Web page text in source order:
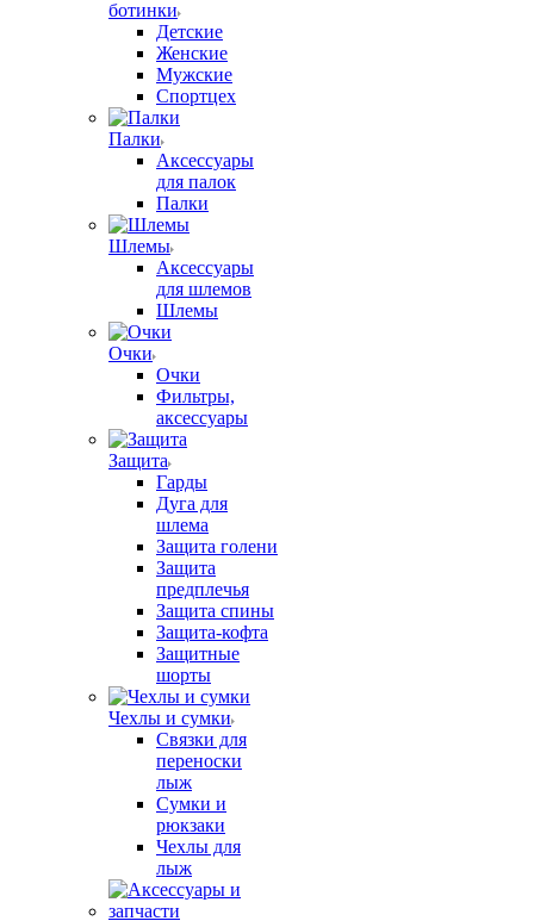
ботинки
Детские
Женские
Мужские
Спортцех
Палки
Аксессуары
для палок
Палки
Шлемы
Аксессуары
для шлемов
Шлемы
Очки
Очки
Фильтры,
аксессуары
Защита
Гарды
Дуга для
шлема
Защита голени
Защита
предплечья
Защита спины
Защита-кофта
Защитные
шорты
Чехлы и сумки
Связки для
переноски
лыж
Сумки и
рюкзаки
Чехлы для
лыж